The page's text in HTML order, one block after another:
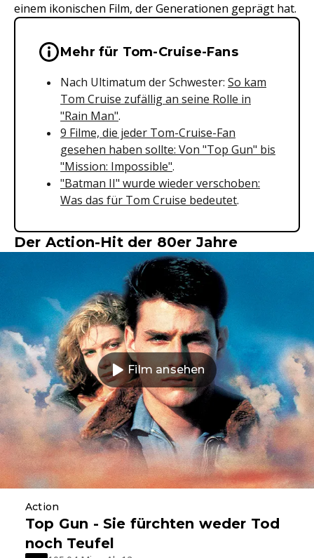
einem ikonischen Film, der Generationen geprägt hat.
Wichtige Hinweise &
Mehr für Tom-Cruise-Fans
Nach Ultimatum der Schwester: So kam
Tom Cruise zufällig an seine Rolle in
"Rain Man".
9 Filme, die jeder Tom-Cruise-Fan
gesehen haben sollte: Von "Top Gun" bis
"Mission: Impossible".
"Batman II" wurde wieder verschoben:
Was das für Tom Cruise bedeutet.
Der Action-Hit der 80er Jahre
Film ansehen
Action
Top Gun - Sie fürchten weder Tod
noch Teufel